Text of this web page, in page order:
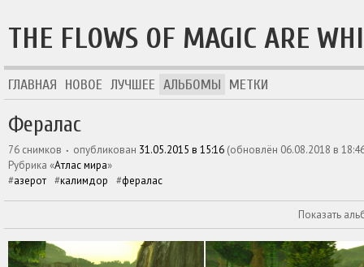
THE FLOWS OF MAGIC ARE
ГЛАВНАЯ НОВОЕ ЛУЧШЕЕ АЛЬБОМЫ МЕТКИ
Фералас
76 снимков опубликован 31.05.2015 в 15:16 (обновлён 06.08.2018 в
рубрика «Атлас мира»
азерот
калимдор фералас
Показать